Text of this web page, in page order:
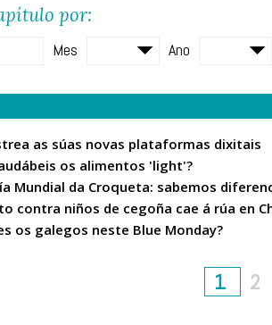
por:
Mes Ano
as súas novas plataformas dixitais
os alimentos 'light'?
Mundial da Croqueta: sabemos
contra niños de cegoña cae á rúa en
os galegos neste Blue Monday?
1 2